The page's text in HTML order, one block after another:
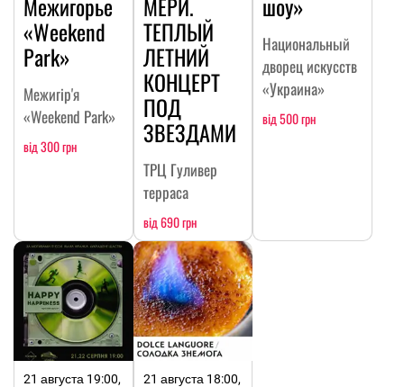
«Weekend
Park»
Межигір'я
«Weekend Park»
від 300 грн
ТЕПЛЫЙ
ЛЕТНИЙ
КОНЦЕРТ
ПОД
ЗВЕЗДАМИ
ТРЦ Гуливер
терраса
від 690 грн
Национальный
дворец искусств
«Украина»
від 500 грн
21 августа 19:00,
21 августа 18:00,